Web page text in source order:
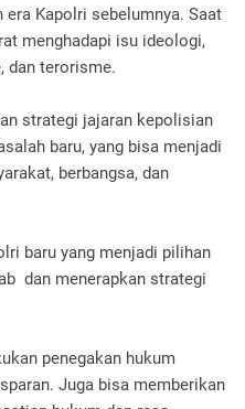
Kapolri sebelumnya. Saat
menghadapi isu ideologi,
dan terorisme.
strategi jajaran kepolisian
baru, yang bisa menjadi
berbangsa, dan
baru yang menjadi pilihan
dan menerapkan strategi
penegakan hukum
Juga bisa memberikan